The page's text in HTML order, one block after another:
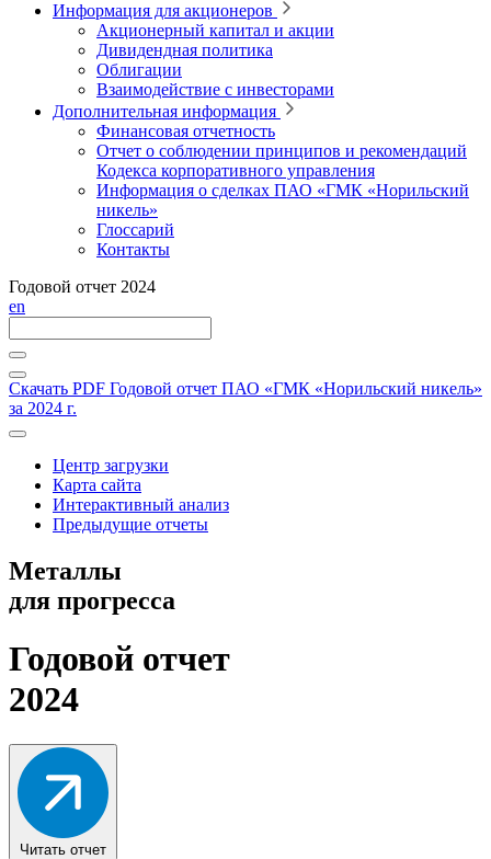
Информация для акционеров
Акционерный капитал и акции
Дивидендная политика
Облигации
Взаимодействие с инвесторами
Дополнительная информация
Финансовая отчетность
Отчет о соблюдении принципов и рекомендаций
Кодекса корпоративного управления
Информация о сделках ПАО «ГМК «Норильский
никель»
Глоссарий
Контакты
Годовой отчет 2024
en
Скачать PDF Годовой отчет ПАО «ГМК «Норильский никель»
за 2024 г.
Центр загрузки
Карта сайта
Интерактивный анализ
Предыдущие отчеты
Металлы
для прогресса
Годовой отчет
2024
Читать отчет